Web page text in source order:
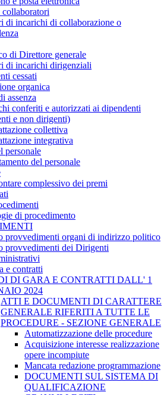
di incarichi di collaborazione o
di Direttore generale
di incarichi dirigenziali
cessati
organica
assenza
conferiti e autorizzati ai dipendenti
e non dirigenti)
collettiva
integrativa
personale
del personale
complessivo dei premi
di procedimento
provvedimenti organi di indirizzo politico
provvedimenti dei Dirigenti
e contratti
DI GARA E CONTRATTI DALL' 1
2024
ATTI E DOCUMENTI DI CARATTERE
GENERALE RIFERITI A TUTTE LE
PROCEDURE - SEZIONE GENERALE
Automatizzazione delle procedure
Acquisizione interesse realizzazione
opere incompiute
Mancata redazione programmazione
DOCUMENTI SUL SISTEMA DI
QUALIFICAZIONE